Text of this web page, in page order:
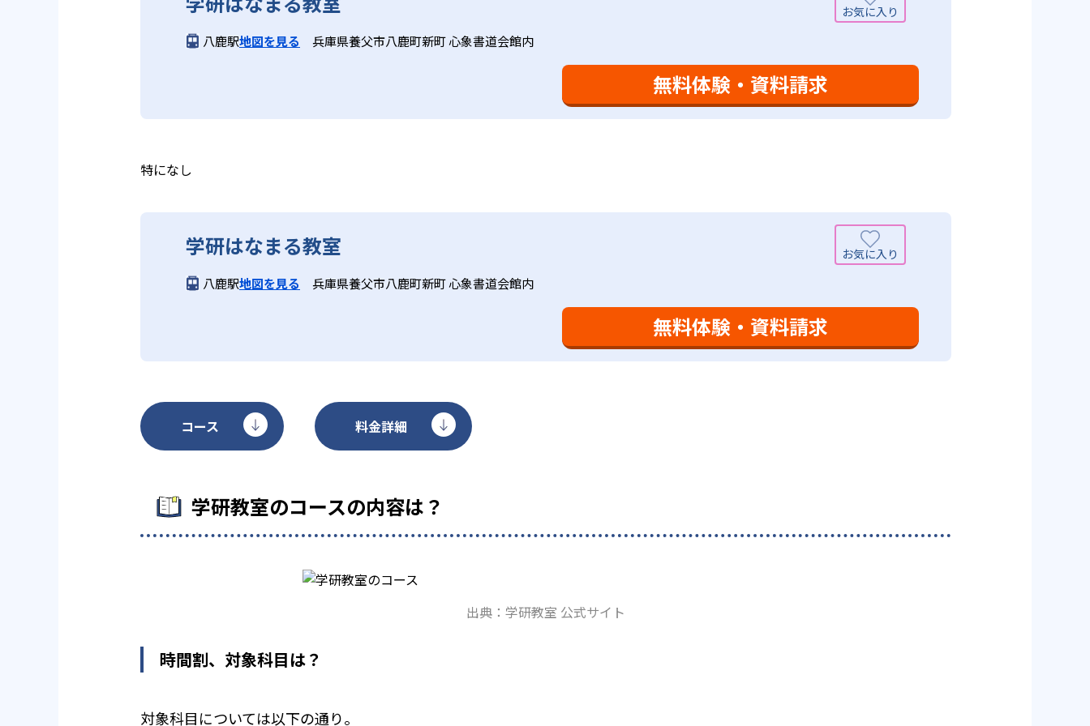
学研教室では、週2回の教室学習と毎日の家庭学習（宿題学習）の相乗効果を活かす形で生徒の学力向上を進める。週2回の教室学
供し、学習の習慣化と学力の定着を図っている。進度が早い子供は先取り学習も可能だ。
る。
長時間の勉強が苦手な人向け
学研教室では、小学生については、1回の学習時間を30～50分程度と設定している。この時間設定は、子どもが集中して学習でき
る時間が通常「学年×10分±10分」と考えられていることに由来するものだ。この限界を超えて勉強しても学習の効果は上がらな
学研教室の先生は、研修会や勉強会で日々指導スキルを研鑽している。「子どもたちに学ぶ喜びを」「自信を」「生きる力を」と
いう理念のもとで生徒一人ひとりに向き合っており、生徒それぞれの「できるところ」「良いところ」を見つけて褒めるところか
ら学習をスタートする。この指導により生徒の「やる気」を引き出し、無理のない学習と確実な学力向上を進めている。また講師
は、最新の教育情報にも精通しており、学習相談や教育相談、保護者とのコミュニケーションにも対応している。
学研教室では、楽しく生き生きと学ぶことも重視している。人と人との触れ合いの中で学びを深めることにより、知・情・意のバ
学研教室のデメリットとしては、基礎をより重視している分、生徒によっては物足りなく感じる可能性がある点だろう。相性が気
八鹿駅地図を見る 兵庫県養父市八鹿町新町 心象書道会館内
無料体験・資料請求
特になし
学研はなまる教室
八鹿駅地図を見る 兵庫県養父市八鹿町新町 心象書道会館内
無料体験・資料請求
コース 料金詳細
学研教室のコースの内容は？
出典：学研教室 公式サイト
時間割、対象科目は？
対象科目については以下の通り。